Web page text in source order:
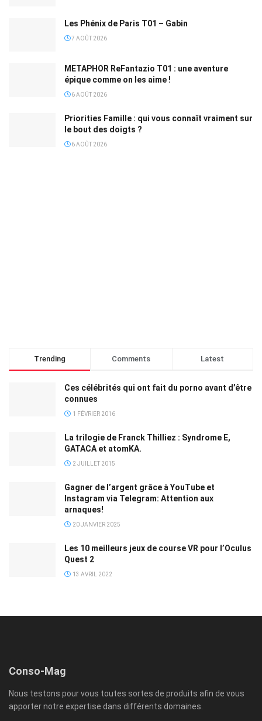
Les Phénix de Paris T01 – Gabin
7 AOÛT 2026
METAPHOR ReFantazio T01 : une aventure
épique comme on les aime !
6 AOÛT 2026
Priorities Famille : qui vous connaît vraiment sur
le bout des doigts ?
6 AOÛT 2026
Trending Comments Latest
Ces célébrités qui ont fait du porno avant d’être
connues
1 FÉVRIER 2016
La trilogie de Franck Thilliez : Syndrome E,
GATACA et atomKA.
2 JUILLET 2015
Gagner de l’argent grâce à YouTube et
Instagram via Telegram: Attention aux
arnaques!
20 JANVIER 2025
Les 10 meilleurs jeux de course VR pour l’Oculus
Quest 2
13 AVRIL 2022
Conso-Mag
Nous testons pour vous toutes sortes de produits afin de vous
apporter notre expertise dans différents domaines.